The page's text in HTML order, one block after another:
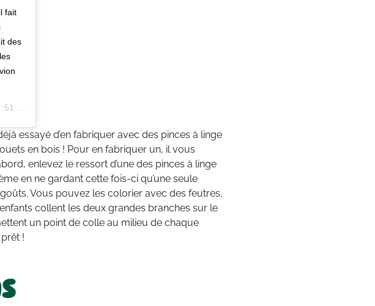
fait
des
essayé d’en fabriquer avec des pinces à linge
en bois ! Pour en fabriquer un, il vous
enlevez le ressort d’une des pinces à linge
en ne gardant cette fois-ci qu’une seule
Vous pouvez les colorier avec des feutres,
collent les deux grandes branches sur le
un point de colle au milieu de chaque
!